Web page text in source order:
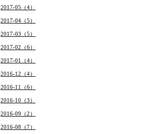
2017-05（4）
2017-04（5）
2017-03（5）
2017-02（6）
2017-01（4）
2016-12（4）
2016-11（6）
2016-10（3）
2016-09（2）
2016-08（7）